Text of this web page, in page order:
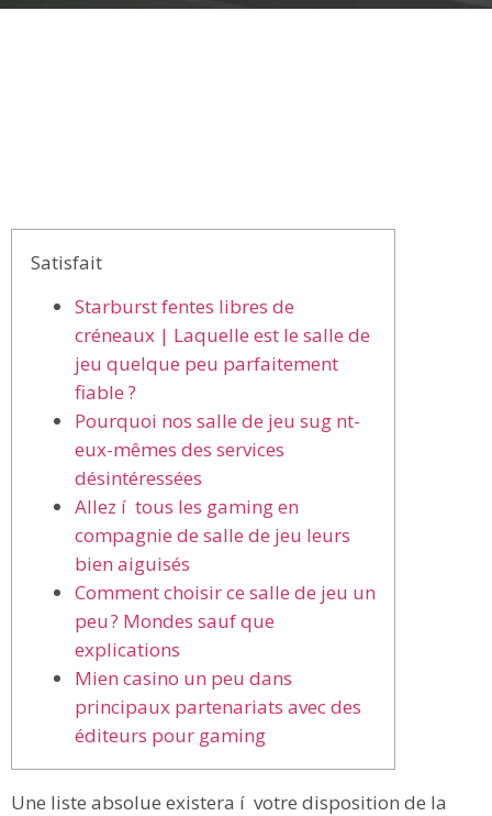
Satisfait
Starburst fentes libres de
créneaux | Laquelle est le salle de
jeu quelque peu parfaitement
fiable ?
Pourquoi nos salle de jeu sug nt-
eux-mêmes des services
désintéressées
Allez í tous les gaming en
compagnie de salle de jeu leurs
bien aiguisés
Comment choisir ce salle de jeu un
peu ? Mondes sauf que
explications
Mien casino un peu dans
principaux partenariats avec des
éditeurs pour gaming
Une liste absolue existera í votre disposition de la